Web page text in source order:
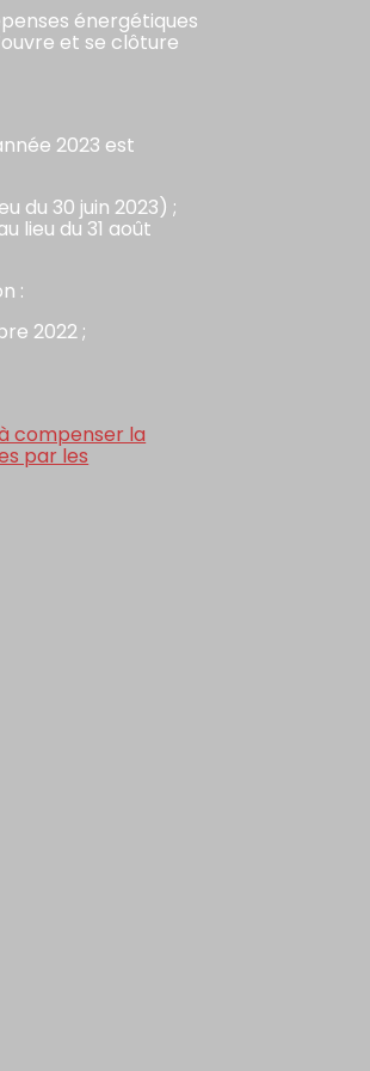
énergétiques
et se clôture
2023 est
du 30 juin 2023) ;
lieu du 31 août
:
2022 ;
compenser la
par les